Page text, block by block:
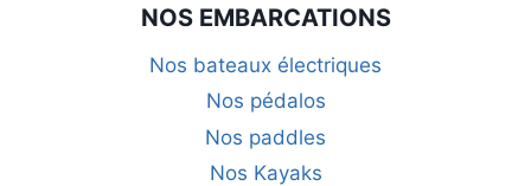
NOS EMBARCATIONS
Nos bateaux électriques
Nos pédalos
Nos paddles
Nos Kayaks